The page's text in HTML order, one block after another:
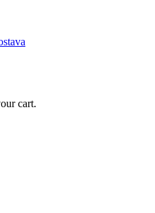
cart.